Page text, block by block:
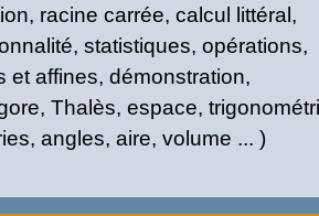
racine carrée, calcul littéral,
statistiques, opérations,
et affines, démonstration,
Thalès, espace,
angles, aire, volume ... )